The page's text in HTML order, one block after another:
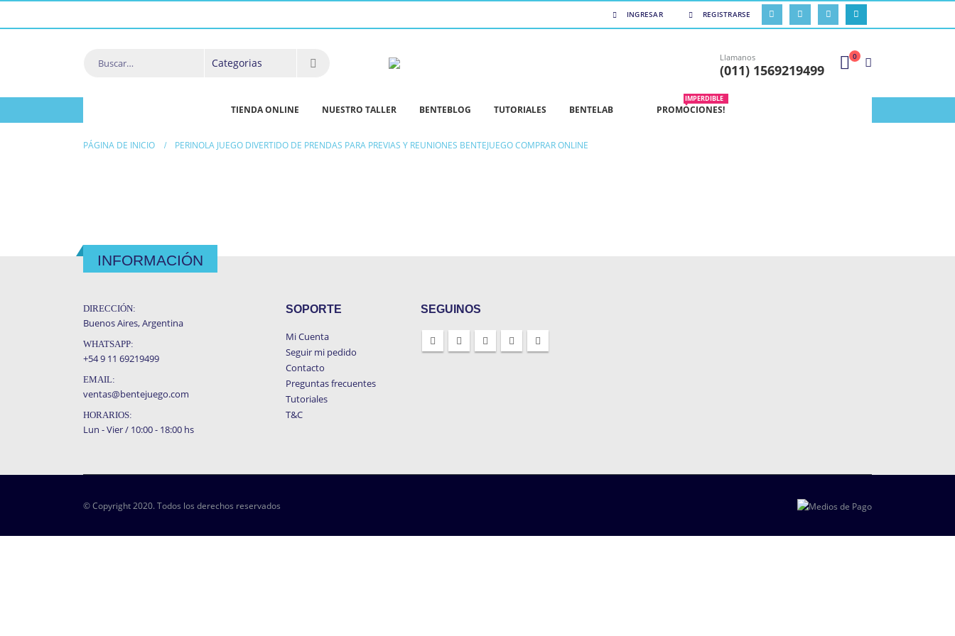
INGRESAR REGISTRARSE
Llamanos
(011) 1569219499
0
TIENDA ONLINE NUESTRO TALLER BENTEBLOG TUTORIALES BENTELAB PROMOCIONES!
IMPERDIBLE
PÁGINA DE INICIO PERINOLA JUEGO DIVERTIDO DE PRENDAS PARA PREVIAS Y REUNIONES BENTEJUEGO COMPRAR ONLINE
INFORMACIÓN
DIRECCIÓN:
Buenos Aires, Argentina
WHATSAPP:
+54 9 11 69219499
EMAIL:
ventas@bentejuego.com
HORARIOS:
Lun - Vier / 10:00 - 18:00 hs
SOPORTE
Mi Cuenta
Seguir mi pedido
Contacto
Preguntas frecuentes
Tutoriales
T&C
SEGUINOS
© Copyright 2020. Todos los derechos reservados